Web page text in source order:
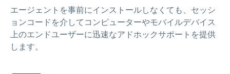
エージェントを事前にインストールしなくても、セッシ
ョンコードを介してコンピューターやモバイルデバイス
上のエンドユーザーに迅速なアドホックサポートを提供
します。